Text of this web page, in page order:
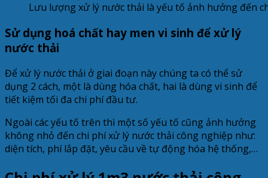
Lưu lượng xử lý nước thải là yếu tố ảnh hưởng đến
Sử dụng hoá chất hay men vi sinh để xử lý
nước thải
Để xử lý nước thải ở giai đoạn này chúng ta có thể sử
dụng 2 cách, một là dùng hóa chất, hai là dùng vi sinh để
tiết kiệm tối đa chi phí đầu tư.
Ngoài các yếu tố trên thì một số yếu tố cũng ảnh hưởng
không nhỏ đến chi phí xử lý nước thải công nghiệp như:
diện tích, phí lắp đặt, yêu cầu về tự động hóa hệ thống,…